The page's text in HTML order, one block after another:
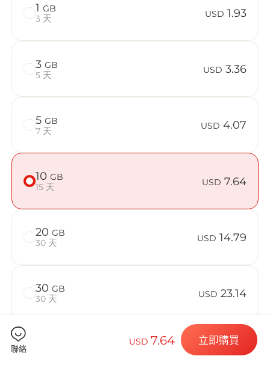
如何享受
在 Croatia
Billion
選擇您的目的
安裝您的
1 GB
3 天
USD 1.93
3 GB
5 天
USD 3.36
5 GB
7 天
USD 4.07
10 GB
15 天
USD 7.64
20 GB
30 天
USD 14.79
30 GB
30 天
USD 23.14
33.86
聯絡
USD7.64 立即購買